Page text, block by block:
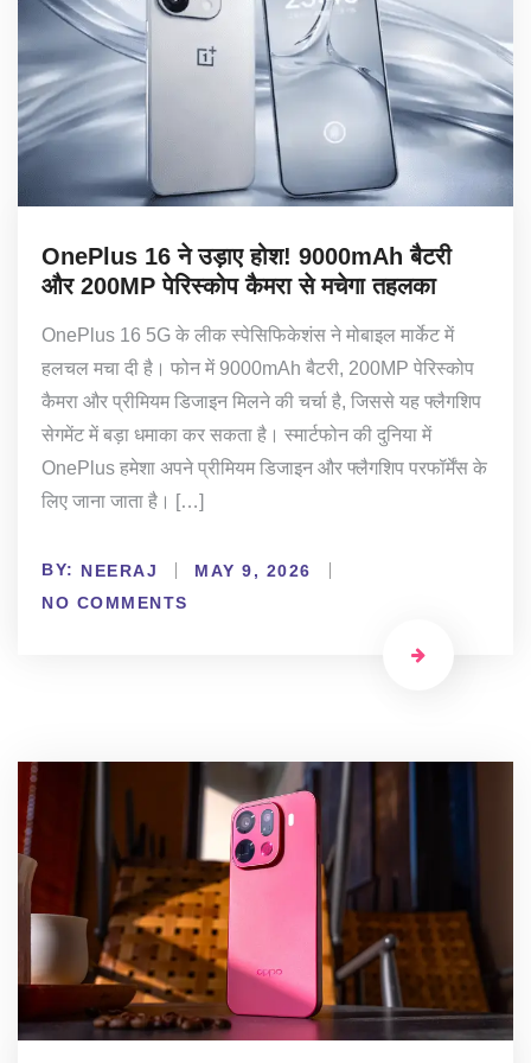
OnePlus 16 ने उड़ाए होश! 9000mAh बैटरी
और 200MP पेरिस्कोप कैमरा से मचेगा तहलका
OnePlus 16 5G के लीक स्पेसिफिकेशंस ने मोबाइल मार्केट में
हलचल मचा दी है। फोन में 9000mAh बैटरी, 200MP पेरिस्कोप
कैमरा और प्रीमियम डिजाइन मिलने की चर्चा है, जिससे यह फ्लैगशिप
सेगमेंट में बड़ा धमाका कर सकता है। स्मार्टफोन की दुनिया में
OnePlus हमेशा अपने प्रीमियम डिजाइन और फ्लैगशिप परफॉर्मेंस के
लिए जाना जाता है। […]
BY: NEERAJ
MAY 9, 2026
NO COMMENTS